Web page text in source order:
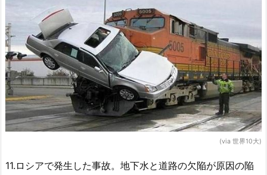
(via 世界10大)
11.ロシアで発生した事故。地下水と道路の欠陥が原因の陥